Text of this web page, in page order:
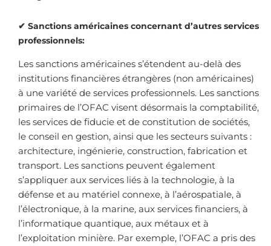
✔ Sanctions américaines concernant d’autres services
professionnels:
Les sanctions américaines s’étendent au-delà des
institutions financières étrangères (non américaines)
à une variété de services professionnels. Les sanctions
primaires de l’OFAC visent désormais la comptabilité,
les services de fiducie et de constitution de sociétés,
le conseil en gestion, ainsi que les secteurs suivants :
architecture, ingénierie, construction, fabrication et
transport. Les sanctions peuvent également
s’appliquer aux services liés à la technologie, à la
défense et au matériel connexe, à l’aérospatiale, à
l’électronique, à la marine, aux services financiers, à
l’informatique quantique, aux métaux et à
l’exploitation minière. Par exemple, l’OFAC a pris des